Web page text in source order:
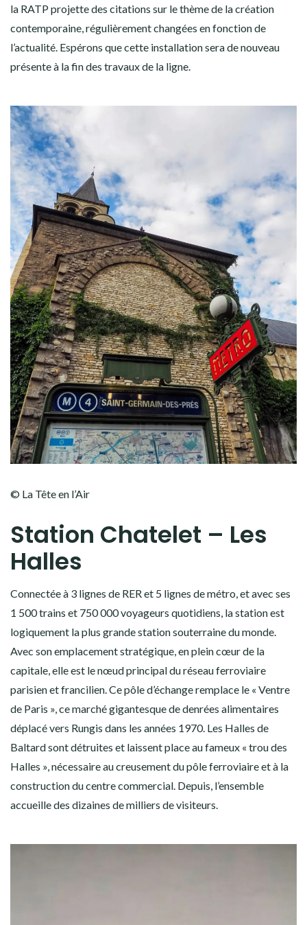
la RATP projette des citations sur le thème de la création
contemporaine, régulièrement changées en fonction de
l’actualité. Espérons que cette installation sera de nouveau
présente à la fin des travaux de la ligne.
© La Tête en l’Air
Station Chatelet – Les
Halles
Connectée à 3 lignes de RER et 5 lignes de métro, et avec ses
1 500 trains et 750 000 voyageurs quotidiens, la station est
logiquement la plus grande station souterraine du monde.
Avec son emplacement stratégique, en plein cœur de la
capitale, elle est le nœud principal du réseau ferroviaire
parisien et francilien. Ce pôle d’échange remplace le « Ventre
de Paris », ce marché gigantesque de denrées alimentaires
déplacé vers Rungis dans les années 1970. Les Halles de
Baltard sont détruites et laissent place au fameux « trou des
Halles », nécessaire au creusement du pôle ferroviaire et à la
construction du centre commercial. Depuis, l’ensemble
accueille des dizaines de milliers de visiteurs.